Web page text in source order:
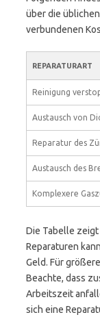
über die
verbundenen
REPARATURART
Reinigung
Austausch von
Reparatur des
Austausch des
Komplexere
Die Tabelle
Reparaturen
Geld. Für
Beachte, dass
Arbeitszeit
sich eine